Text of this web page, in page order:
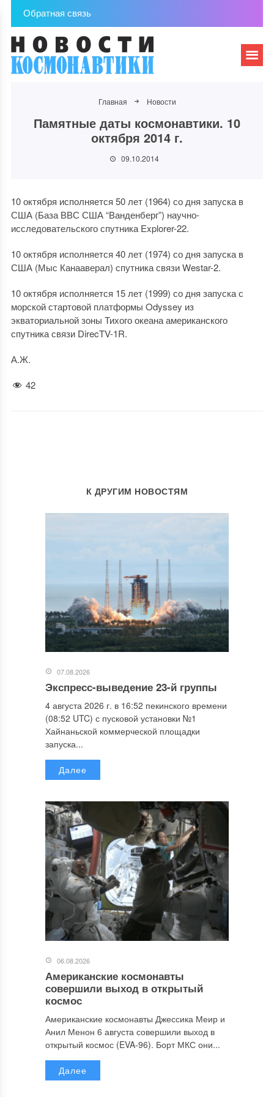
Обратная связь
Главная Новости
Памятные даты космонавтики. 10
октября 2014 г.
09.10.2014
10 октября исполняется 50 лет (1964) со дня запуска в
США (База ВВС США “Ванденберг”) научно-
исследовательского спутника Explorer-22.
10 октября исполняется 40 лет (1974) со дня запуска в
США (Мыс Канааверал) спутника связи Westar-2.
10 октября исполняется 15 лет (1999) со дня запуска с
морской стартовой платформы Odyssey из
экваториальной зоны Тихого океана американского
спутника связи DirecTV-1R.
А.Ж.
42
К ДРУГИМ НОВОСТЯМ
07.08.2026
Экспресс-выведение 23-й группы
4 августа 2026 г. в 16:52 пекинского времени
(08:52 UTC) с пусковой установки №1
Хайнаньской коммерческой площадки
запуска...
Далее
06.08.2026
Американские космонавты
совершили выход в открытый
космос
Американские космонавты Джессика Меир и
Анил Менон 6 августа совершили выход в
открытый космос (EVA-96). Борт МКС они...
Далее